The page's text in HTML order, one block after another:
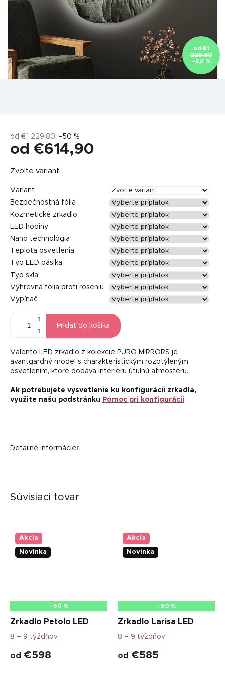
od €1
229,80
–50 %
od €1 229,80 –50 %
od €614,90
cena:
Zvoľte variant
Variant
Bezpečnostná fólia
Kozmetické zrkadlo
LED hodiny
Nano technológia
Teplota osvetlenia
Typ LED pásika
Typ skla
Výhrevná fólia proti roseniu
Vypínač
Pridať do košíka
Valento LED zrkadlo z kolekcie PURO MIRRORS je
avantgardný model s charakteristickým rozptýleným
osvetlením, ktoré dodáva interiéru útulnú atmosféru.
Ak potrebujete vysvetlenie ku konfigurácii zrkadla,
využite našu podstránku Pomoc pri konfigurácii
Detailné informácie
Súvisiaci tovar
Akcia
Novinka
–50 %
Zrkadlo Petolo LED
8 – 9 týždňov
od €598
Akcia
Novinka
–50 %
Zrkadlo Larisa LED
8 – 9 týždňov
od €585